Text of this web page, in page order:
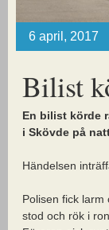
6 april, 2017
Bilist
En bilist körde
i Skövde på
Händelsen
Polisen fick larm
stod och rök i